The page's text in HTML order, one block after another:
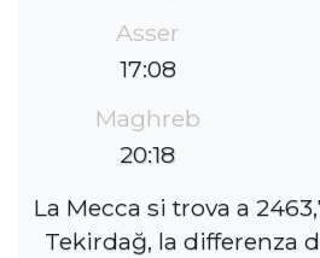
Asser
17:08
Maghreb
20:18
La Mecca si trova a
Tekirdağ, la differenza